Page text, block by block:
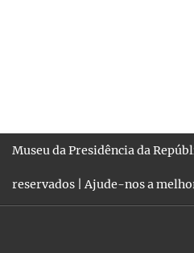
Museu da Presidência da
reservados |Ajude-nos a